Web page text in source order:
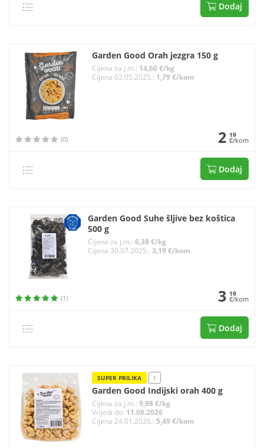
Dodaj
Garden Good Orah jezgra 150 g
Cijena za j.m.: 14,60 €/kg
Cijena 02.05.2025.: 1,79 €/kom
(0) 2 19
€/kom
Dodaj
Garden Good Suhe šljive bez koštica
500 g
Cijena za j.m.: 6,38 €/kg
Cijena 30.07.2025.: 3,19 €/kom
(1) 3 19
€/kom
Dodaj
SUPER PRILIKA !
Garden Good Indijski orah 400 g
Cijena za j.m.: 9,98 €/kg
Vrijedi do: 11.08.2026
Cijena 24.01.2026.: 5,49 €/kom